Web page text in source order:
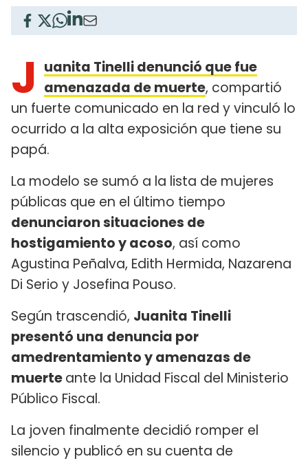
J uanita Tinellidenunció que fue
amenazada de muerte, compartió
un fuerte comunicado en la red y vinculó lo
ocurrido a la alta exposición que tiene su
papá.
La modelo se sumó a la lista de mujeres
públicas que en el último tiempo
denunciaron situaciones de
hostigamiento y acoso, así como
Agustina Peñalva, Edith Hermida, Nazarena
Di Serio y Josefina Pouso.
Según trascendió, Juanita Tinelli
presentó una denuncia por
amedrentamiento y amenazas de
muerteante la Unidad Fiscal del Ministerio
Público Fiscal.
La joven finalmente decidió romper el
silencio y publicó en su cuenta de